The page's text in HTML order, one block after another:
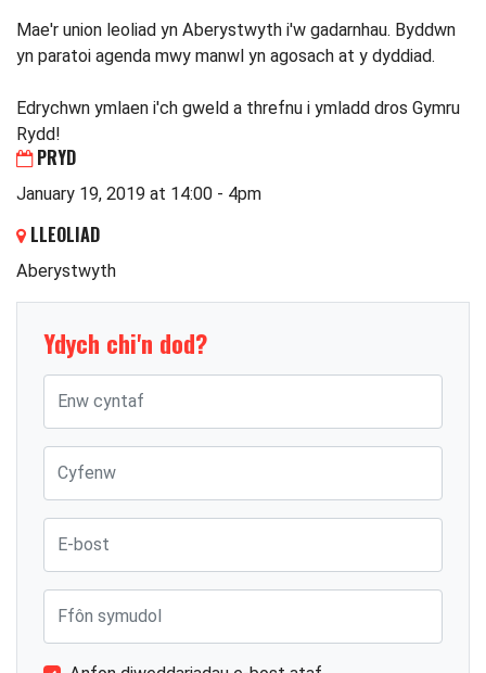
Mae'r union leoliad yn Aberystwyth i'w gadarnhau. Byddwn
yn paratoi agenda mwy manwl yn agosach at y dyddiad.
Edrychwn ymlaen i'ch gweld a threfnu i ymladd dros Gymru
Rydd!
PRYD
January 19, 2019 at 14:00 - 4pm
LLEOLIAD
Aberystwyth
Ydych chi'n dod?